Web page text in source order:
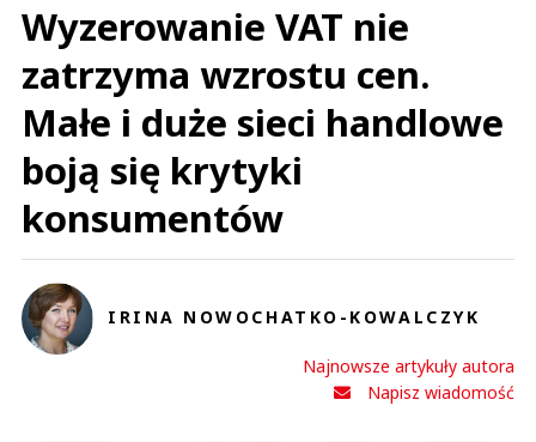
Wyzerowanie VAT nie
zatrzyma wzrostu cen.
Małe i duże sieci handlowe
boją się krytyki
konsumentów
IRINA NOWOCHATKO-KOWALCZYK
Najnowsze artykuły autora
Napisz wiadomość